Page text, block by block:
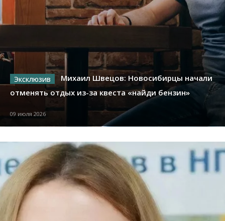
Михаил Швецов: Новосибирцы начали
отменять отдых из-за квеста «найди бензин»
09 июля 2026